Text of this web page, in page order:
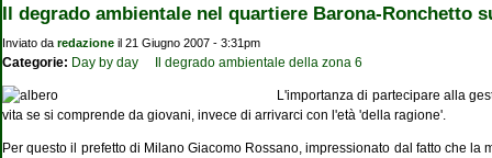
Il degrado ambientale nel quartiere Barona-Ronchetto
Inviato da redazione il 21 Giugno 2007 - 3:31pm
Categorie: Day by day Il degrado ambientale della zona 6
L'importanza di partecipare alla
vita se si comprende da giovani, invece di arrivarci con l'età 'della ragione'.
Per questo il prefetto di Milano Giacomo Rossano, impressionato dal fatto che